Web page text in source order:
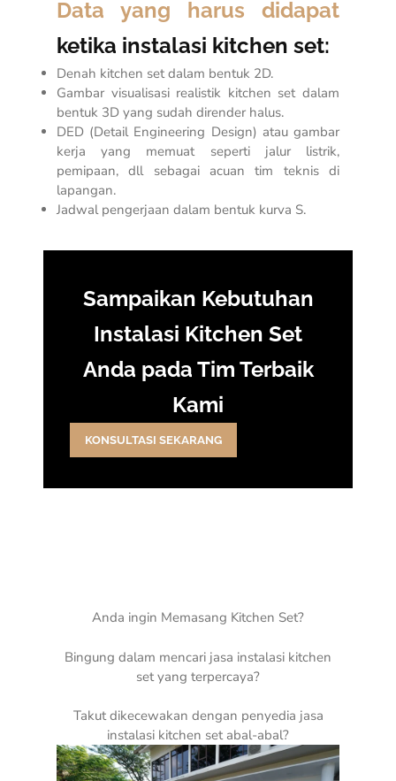
Data yang harus didapat
ketika instalasi kitchen set:
Denah kitchen set dalam bentuk 2D.
Gambar visualisasi realistik kitchen set dalam
bentuk 3D yang sudah dirender halus.
DED (Detail Engineering Design) atau gambar
kerja yang memuat seperti jalur listrik,
pemipaan, dll sebagai acuan tim teknis di
lapangan.
Jadwal pengerjaan dalam bentuk kurva S.
Sampaikan Kebutuhan
Instalasi Kitchen Set
Anda pada Tim Terbaik
Kami
KONSULTASI SEKARANG
Anda ingin Memasang Kitchen Set?
Bingung dalam mencari jasa instalasi kitchen
set yang terpercaya?
Takut dikecewakan dengan penyedia jasa
instalasi kitchen set abal-abal?